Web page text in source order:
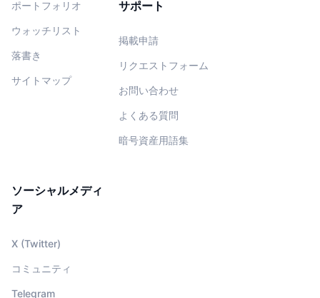
ポートフォリオ
ウォッチリスト
落書き
サイトマップ
サポート
掲載申請
リクエストフォーム
お問い合わせ
よくある質問
暗号資産用語集
ソーシャルメディ
ア
X (Twitter)
コミュニティ
Telegram